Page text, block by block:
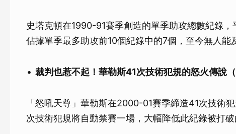
史塔克頓在1990-91賽季創造的單季助攻總數紀錄
佔據單季最多助攻前10個紀錄中的7個，至今無人能
裁判也惹不起！華勒斯41次技術犯規的怒火傳說
「怒吼天尊」華勒斯在2000-01賽季締造41次技術
次技術犯規將自動禁賽一場，大幅降低此紀錄被打破